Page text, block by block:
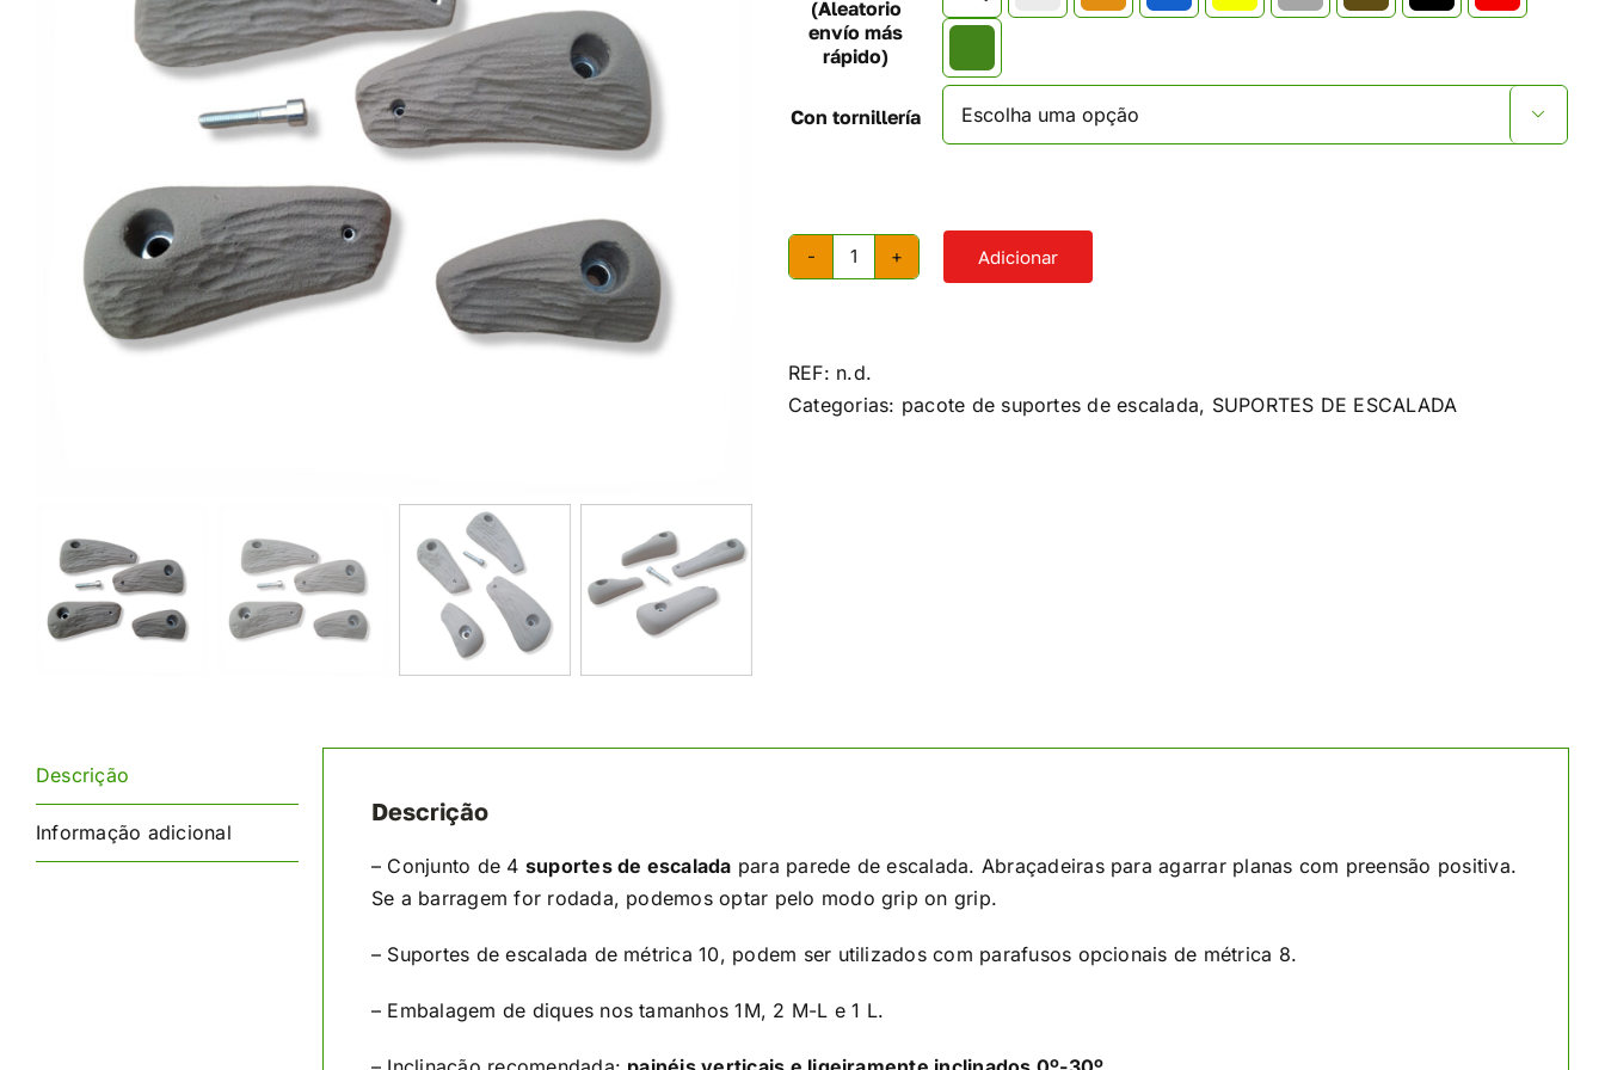
(Aleatorio
envío más
rápido)
Con tornillería 
Quantidade
de
escalada
Adicionar
REF: n.d.
Categorias: pacote de suportes de escalada, SUPORTES DE ESCALADA
Descrição
Informação adicional
Descrição
– Conjunto de 4 suportes de escalada para parede de escalada. Abraçadeiras para agarrar planas com preensão positiva.
Se a barragem for rodada, podemos optar pelo modo grip on grip.
– Suportes de escalada de métrica 10, podem ser utilizados com parafusos opcionais de métrica 8.
– Embalagem de diques nos tamanhos 1M, 2 M-L e 1 L.